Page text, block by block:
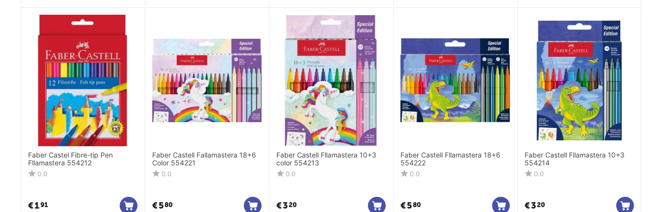
Faber Castel Fibre-tip Pen
Fllamastera 554212
0.0
€191
Faber Castell Fallamastera 18+6
Color 554221
0.0
€580
Faber Castell Fllamastera 10+3
color 554213
0.0
€320
Faber Castell Fllamastera 18+6
554222
0.0
€580
Faber Castell Fllamastera 10+3
554214
0.0
€320